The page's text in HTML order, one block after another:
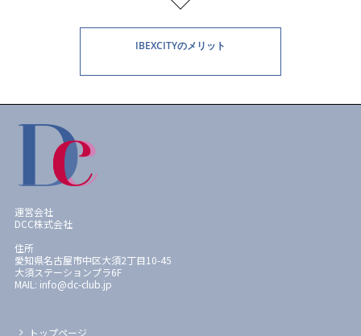
IBEXCITYのメリット
運営会社
DCC株式会社
住所
愛知県名古屋市中区大須2丁目10-45
大須ステーションプラ6F
MAIL: info@dc-club.jp
トップページ